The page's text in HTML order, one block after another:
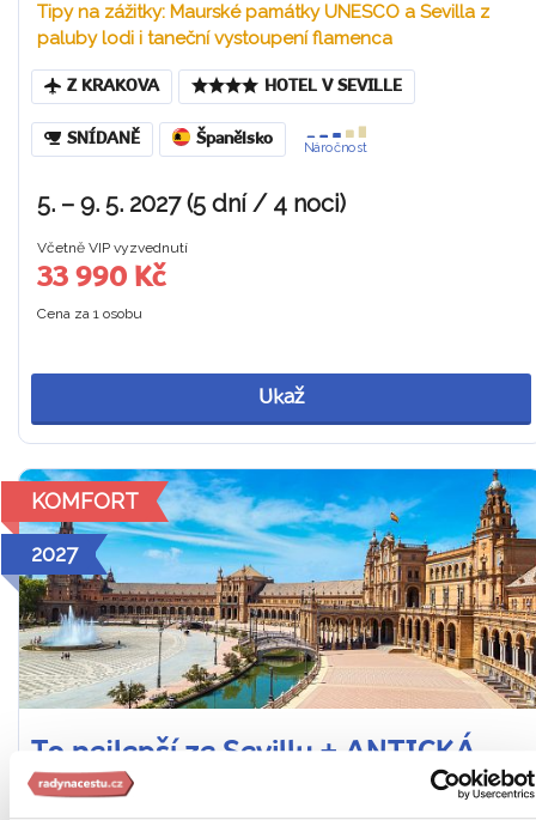
Tipy na zážitky: Maurské památky UNESCO a Sevilla z
paluby lodi i taneční vystoupení flamenca
Z KRAKOVA HOTEL V SEVILLE
SNÍDANĚ Španělsko
Náročnost
5. – 9. 5. 2027 (5 dní / 4 noci)
Včetně VIP vyzvednutí
33 990 Kč
Cena za 1 osobu
Ukaž
KOMFORT
2027
To nejlepší ze Sevilly + ANTICKÁ
ITALICA + VINNÉ SKLEPY JEREZ DE